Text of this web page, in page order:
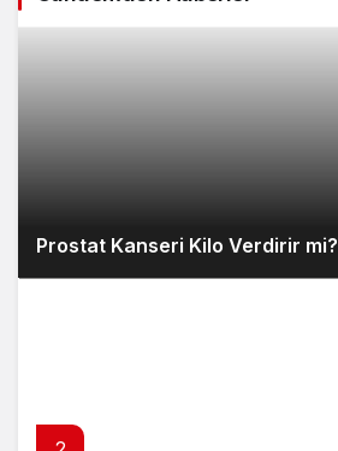
Prostat Kanseri Kilo Verdirir mi?